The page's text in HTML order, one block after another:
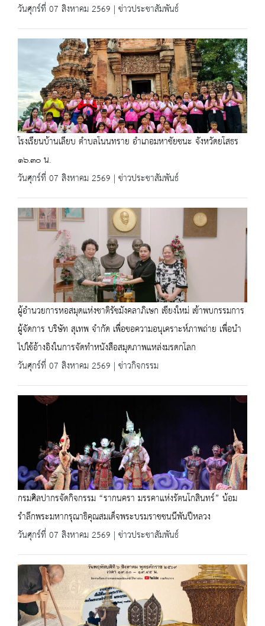
วันศุกร์ที่ 07 สิงหาคม 2569 | ข่าวประชาสัมพันธ์
โรงเรียนบ้านเลียบ ตำบลโนนทราย อำเภอมหาชัยชนะ จังหวัดยโสธร
๑๖.๓๐ น.
วันศุกร์ที่ 07 สิงหาคม 2569 | ข่าวประชาสัมพันธ์
ผู้อำนวยการหอสมุดแห่งชาติรัชมังคลาภิเษก เชียงใหม่ เข้าพบกรรมการ
ผู้จัดการ บริษัท สุเทพ จำกัด เพื่อขอความอนุเคราะห์ภาพถ่าย เพื่อนำ
ไปใช้อ้างอิงในการจัดทำหนังสือสมุดภาพแหล่งมรดกโลก
วันศุกร์ที่ 07 สิงหาคม 2569 | ข่าวกิจกรรม
กรมศิลปากรจัดกิจกรรม “รากนครา มรรคาแห่งรัตนโกสินทร์” น้อม
รำลึกพระมหากรุณาธิคุณสมเด็จพระบรมราชชนนีพันปีหลวง
วันศุกร์ที่ 07 สิงหาคม 2569 | ข่าวประชาสัมพันธ์